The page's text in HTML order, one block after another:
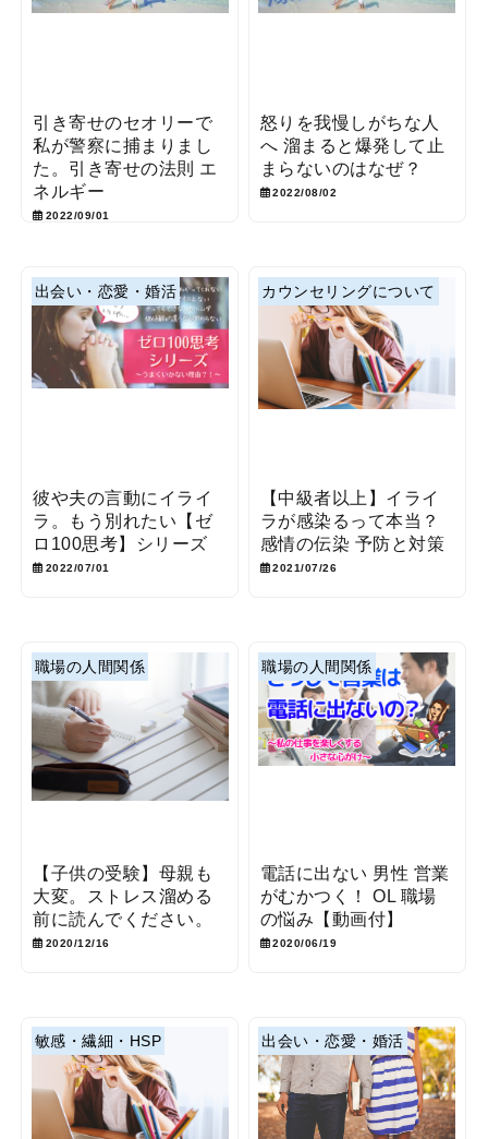
引き寄せのセオリーで
私が警察に捕まりまし
た。引き寄せの法則 エ
ネルギー
2022/09/01
怒りを我慢しがちな人
へ 溜まると爆発して止
まらないのはなぜ？
2022/08/02
出会い・恋愛・婚活
彼や夫の言動にイライ
ラ。もう別れたい【ゼ
ロ100思考】シリーズ
2022/07/01
カウンセリングについて
【中級者以上】イライ
ラが感染るって本当？
感情の伝染 予防と対策
2021/07/26
職場の人間関係
【子供の受験】母親も
大変。ストレス溜める
前に読んでください。
2020/12/16
職場の人間関係
電話に出ない 男性 営業
がむかつく！ OL 職場
の悩み【動画付】
2020/06/19
敏感・繊細・HSP 出会い・恋愛・婚活